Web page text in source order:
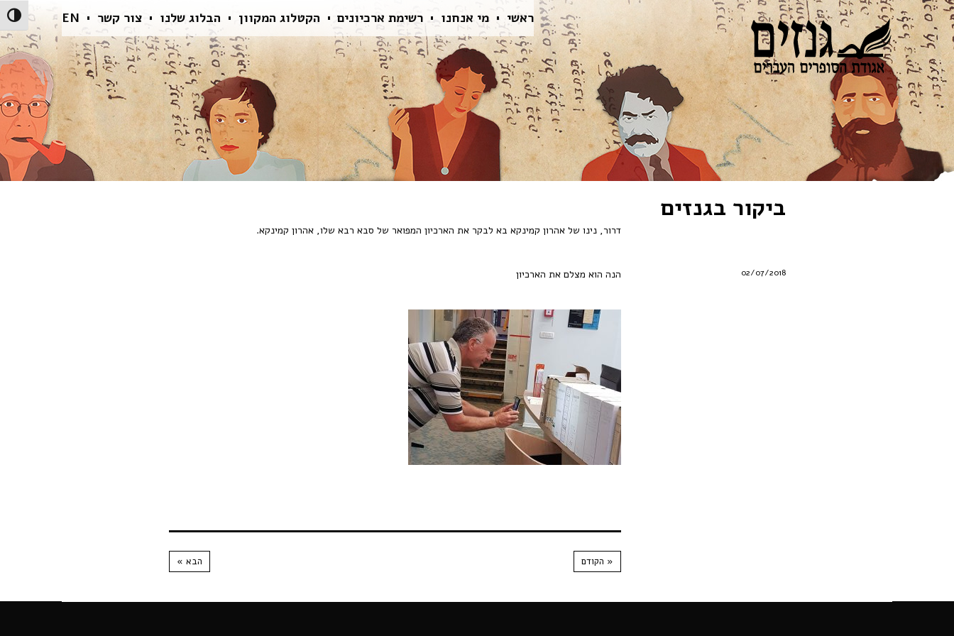
הפעל/ ראשי מי אנחנו רשימת ארכיונים הקטלוג המקוון הבלוג שלנו צור קשר EN
ביקור בגנזים
02/07/2018
דרור, נינו של אהרון קמינקא בא לבקר את הארכיון המפואר של סבא רבא שלו, אהרון קמינקא.
הנה הוא מצלם את הארכיון
« הקודם הבא »